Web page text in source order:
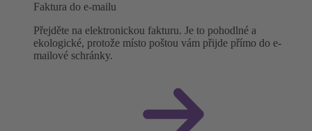
Faktura do e-mailu
Přejděte na elektronickou fakturu. Je to pohodlné a
ekologické, protože místo poštou vám přijde přímo do e-
mailové schránky.